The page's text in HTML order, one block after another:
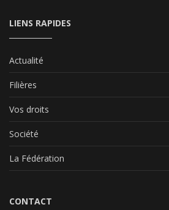
LIENS RAPIDES
Actualité
Filières
Vos droits
Société
La Fédération
CONTACT